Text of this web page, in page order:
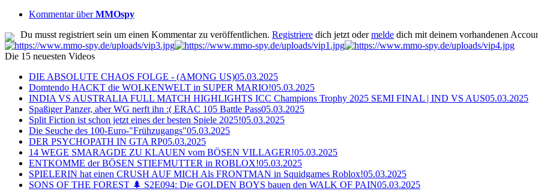
Kommentar überMMOspy
Du musst registriert sein um einen Kommentar zu veröffentlichen. Registriere dich jetzt odermelde dich mit deinem vorhandenen
Die 15 neuesten Videos
DIE ABSOLUTE CHAOS FOLGE - (AMONG US)05.03.2025
Domtendo HACKT die WOLKENWELT in SUPER MARIO!05.03.2025
INDIA VS AUSTRALIA FULL MATCH HIGHLIGHTS ICC Champions Trophy 2025 SEMI FINAL | IND VS AUS05.03.2025
Spaßiger Panzer, aber WG nerft ihn :( ERAC 105 Battle Pass05.03.2025
Split Fiction ist schon jetzt eines der besten Spiele 2025!05.03.2025
Die Seuche des 100-Euro-"Frühzugangs"05.03.2025
DER PSYCHOPATH IN GTA RP05.03.2025
14 WEGE SMARAGDE ZU KLAUEN vom BÖSEN VILLAGER!05.03.2025
ENTKOMME der BÖSEN STIEFMUTTER in ROBLOX!05.03.2025
SPIELERIN hat einen CRUSH AUF MICH Als FRONTMAN in Squidgames Roblox!05.03.2025
SONS OF THE FOREST 🌲 S2E094: Die GOLDEN BOYS bauen den WALK OF PAIN05.03.2025